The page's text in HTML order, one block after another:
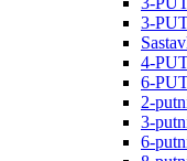
3-
4-
6-
2-
3-
6-